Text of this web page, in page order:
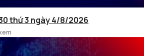
thứ 3 ngày 4/8/2026